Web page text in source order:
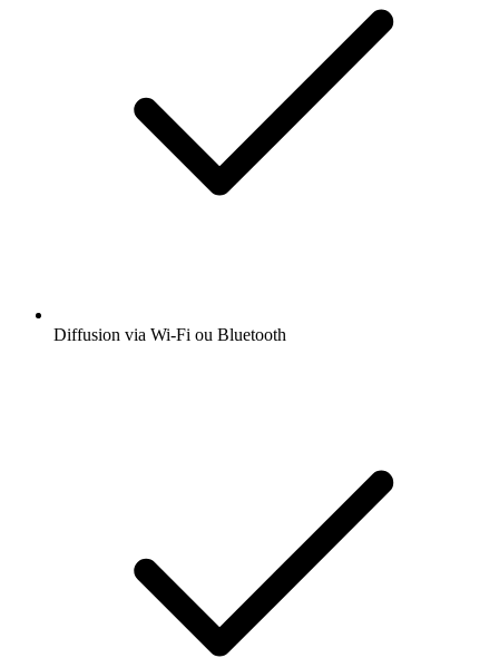
Diffusion via Wi-Fi ou Bluetooth